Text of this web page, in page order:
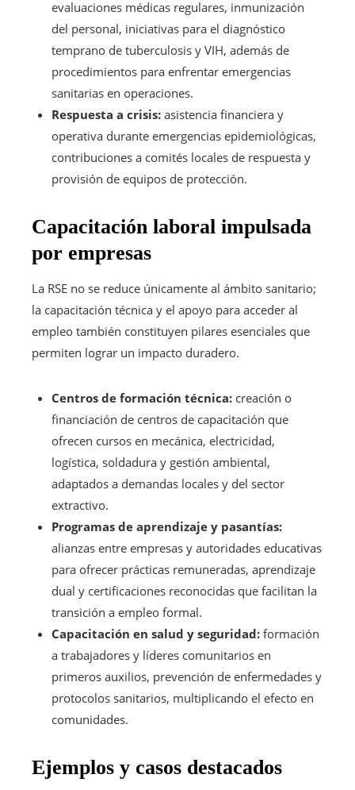
evaluaciones médicas regulares, inmunización
del personal, iniciativas para el diagnóstico
temprano de tuberculosis y VIH, además de
procedimientos para enfrentar emergencias
sanitarias en operaciones.
Respuesta a crisis: asistencia financiera y
operativa durante emergencias epidemiológicas,
contribuciones a comités locales de respuesta y
provisión de equipos de protección.
Capacitación laboral impulsada
por empresas
La RSE no se reduce únicamente al ámbito sanitario;
la capacitación técnica y el apoyo para acceder al
empleo también constituyen pilares esenciales que
permiten lograr un impacto duradero.
Centros de formación técnica: creación o
financiación de centros de capacitación que
ofrecen cursos en mecánica, electricidad,
logística, soldadura y gestión ambiental,
adaptados a demandas locales y del sector
extractivo.
Programas de aprendizaje y pasantías:
alianzas entre empresas y autoridades educativas
para ofrecer prácticas remuneradas, aprendizaje
dual y certificaciones reconocidas que facilitan la
transición a empleo formal.
Capacitación en salud y seguridad: formación
a trabajadores y líderes comunitarios en
primeros auxilios, prevención de enfermedades y
protocolos sanitarios, multiplicando el efecto en
comunidades.
Ejemplos y casos destacados